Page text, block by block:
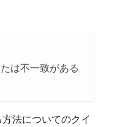
は不一致がある
法についてのクイ